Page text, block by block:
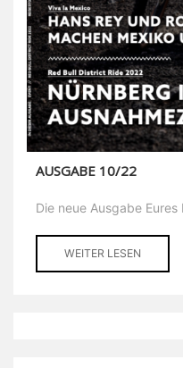
AUSGABE 10/22
Die neue Ausgabe
WEITER LESEN